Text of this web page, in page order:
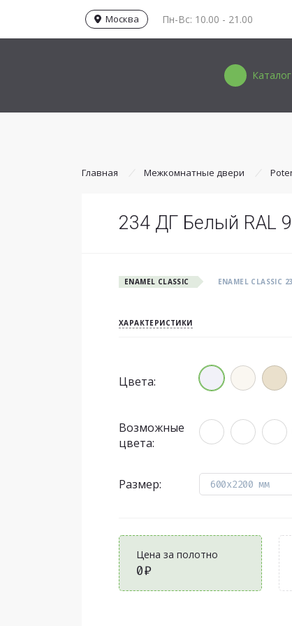
Москва Пн-Вс: 10.00 - 21.00
Каталог
Главная Межкомнатные двери
234 ДГ Белый RAL
ENAMEL CLASSIC ENAMEL CLASSIC
ХАРАКТЕРИСТИКИ
Цвета:
Возможные
цвета:
Размер: 600x2200 мм
Цена за полотно
0₽